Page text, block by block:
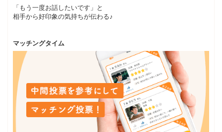
「もう一度お話したいです」と
相手から好印象の気持ちが伝わる♪
マッチングタイム